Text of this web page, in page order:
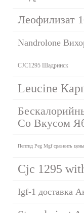
Леофилизат
Nandrolone
CJC1295 Шадринск
Leucine
Со Вкусом
Пептид Peg Mgf сравнить
Cjc 1295
Igf-1 доставка